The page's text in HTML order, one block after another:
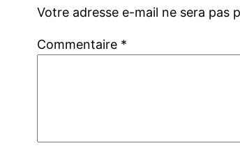
Votre adresse e-mail ne sera pas
Commentaire *